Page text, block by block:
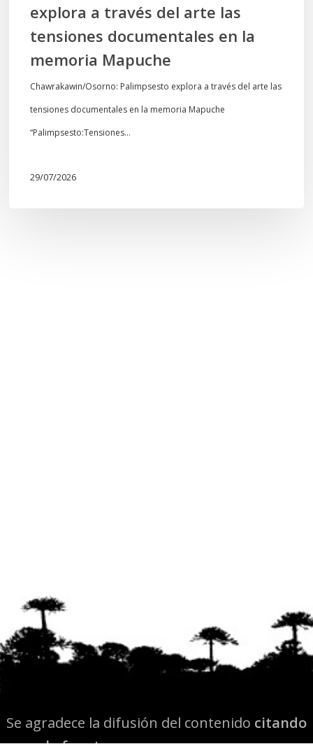
memoria
Mapuche
explora a través del arte las
tensiones documentales en la
memoria Mapuche
Chawrakawin/Osorno: Palimpsesto explora a través del arte las
tensiones documentales en la memoria Mapuche
“Palimpsesto:Tensiones…
29/07/2026
Se agradece la difusión del contenido citando